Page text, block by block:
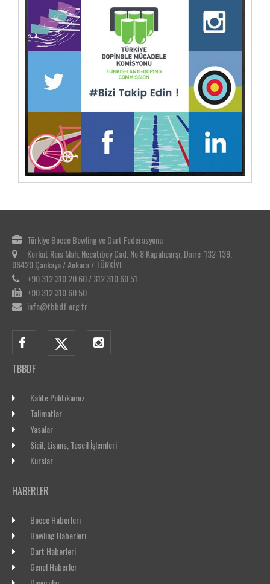
Türkiye Bocce Bowling ve Dart Federasyonu
Korkut Reis Mah. Necatibey Cad. No:8 Kapalıçarşı, Daire: 132-139,
06420 Çankaya / Ankara / TÜRKİYE
+90 312 310 20 60 / 312 310 60 51
+90 312 310 60 50
info@tbbdf.org.tr
TBBDF
Kalite Politikamız
Talimatlar
Yasalar
Sicil, Lisans, Tescil İşlemleri
Kurslar
HABERLER
Bocce Haberleri
Bowling Haberleri
Dart Haberleri
Genel Haberler